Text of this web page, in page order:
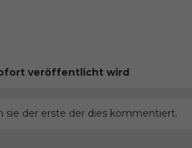
veröffentlicht wird
sie der erste der dies kommentiert.